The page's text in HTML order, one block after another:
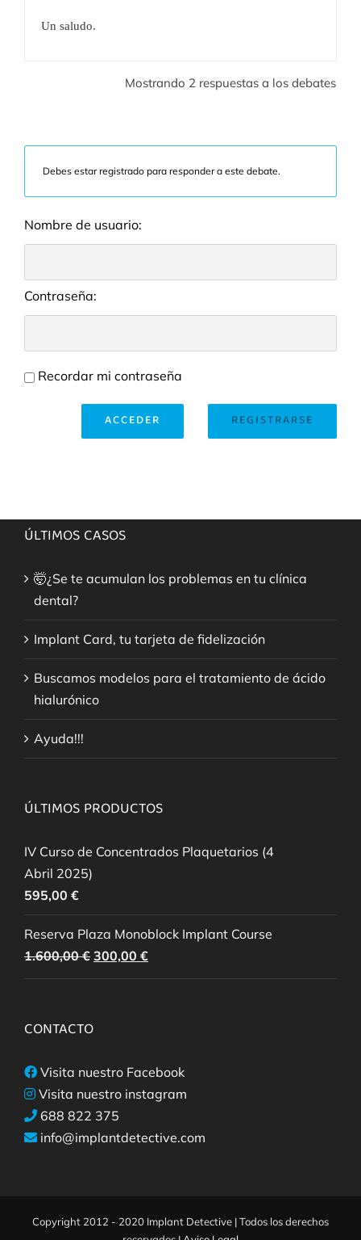
Un saludo.
Mostrando 2 respuestas a los debates
Debes estar registrado para responder a este debate.
Nombre de usuario:
Contraseña:
Recordar mi contraseña
REGISTRARSE
ACCEDER
ÚLTIMOS CASOS
🤯¿Se te acumulan los problemas en tu clínica
dental?
Implant Card, tu tarjeta de fidelización
Buscamos modelos para el tratamiento de ácido
hialurónico
Ayuda!!!
ÚLTIMOS PRODUCTOS
IV Curso de Concentrados Plaquetarios (4
Abril 2025)
595,00 €
Reserva Plaza Monoblock Implant Course
1.600,00€ El
precio
300,00 €El
precio
CONTACTO
Visita nuestro Facebook
Visita nuestro instagram
688 822 375
info@implantdetective.com
Copyright 2012 - 2020 Implant Detective | Todos los derechos